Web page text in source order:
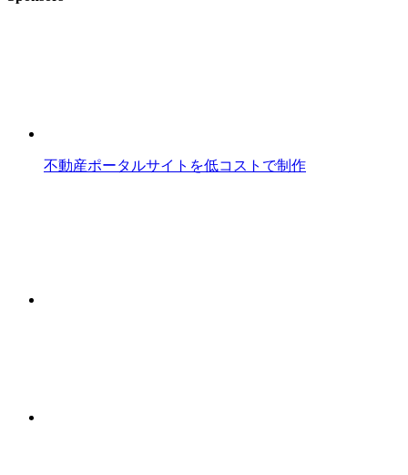
不動産ポータルサイトを低コストで制作